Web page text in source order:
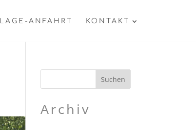
LAGE-ANFAHRT KONTAKT
Archiv